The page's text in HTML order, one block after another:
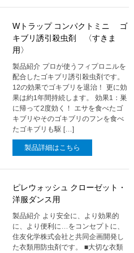
Wトラップ コンパクトミニ ゴ
キブリ誘引殺虫剤 〈すきま
用〉
製品紹介 プロが使うフィプロニルを
配合したゴキブリ誘引殺虫剤です。
12の効果でゴキブリを退治！ 更に効
果は約1年間持続します。 効果1：巣
に帰って2度効く！ エサを食べたゴ
キブリやそのゴキブリのフンを食べ
たゴキブリも駆 […]
製品詳細はこちら
ピレウォッシュ クローゼット・
洋服ダンス用
製品紹介 より安全に、より効果的
に、より便利に…をコンセプトに、
住友化学株式会社と共同企画開発し
た衣類用防虫剤です。 ■大切な衣類